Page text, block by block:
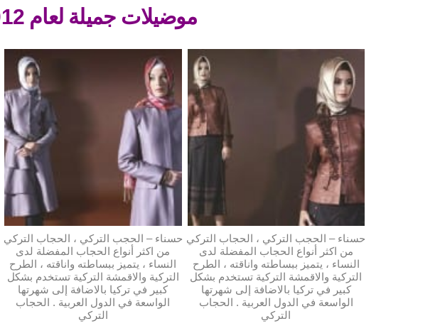
موضيلات جميلة لعام 2012
حسناء – الحجب التركي ، الحجاب التركي
من اكثر أنواع الحجاب المفضلة لدى
النساء ، يتميز ببساطته واناقته ، الطرح
التركية والاقمشة التركية تستخدم بشكل
كبير في تركيا بالاضافة إلى شهرتها
الواسعة في الدول العربية . الحجاب
التركي
حسناء – الحجب التركي ، الحجاب التركي
من اكثر أنواع الحجاب المفضلة لدى
النساء ، يتميز ببساطته واناقته ، الطرح
التركية والاقمشة التركية تستخدم بشكل
كبير في تركيا بالاضافة إلى شهرتها
الواسعة في الدول العربية . الحجاب
التركي